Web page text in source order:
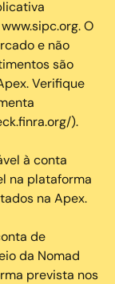
O
e não
são
Verifique
).
à conta
na plataforma
na Apex.
de
da Nomad
prevista nos